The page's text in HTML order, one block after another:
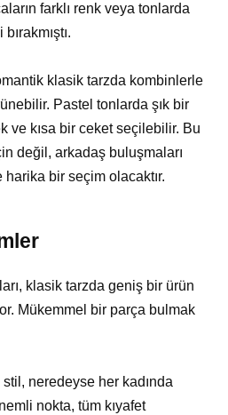
farklı renk veya tonlarda
klasik tarzda kombinlerle
Pastel tonlarda şık bir
ve kısa bir ceket seçilebilir. Bu
değil, arkadaş buluşmaları
bir seçim olacaktır.
klasik tarzda geniş bir ürün
Mükemmel bir parça bulmak
neredeyse her kadında
nokta, tüm kıyafet